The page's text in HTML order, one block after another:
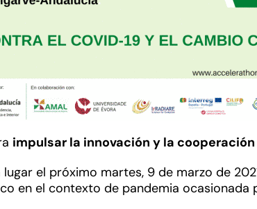
impulsar la innovación y la
el próximo martes, 9 de marzo de
en el contexto de pandemia ocasionada